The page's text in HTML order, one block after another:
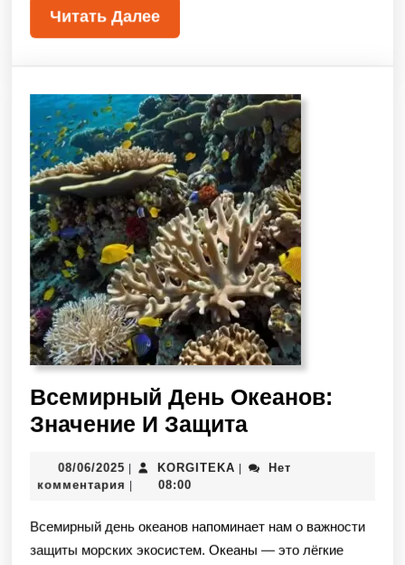
Читать Далее
Всемирный День Океанов:
Значение И Защита
08/06/2025 | KORGITEKA |
Нет
комментария | 08:00
Всемирный день океанов напоминает нам о важности
защиты морских экосистем. Океаны — это лёгкие